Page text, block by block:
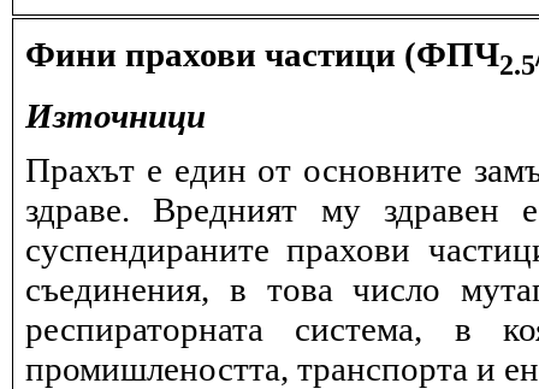
Фини прахови частици (ФПЧ2.5
Източници
Прахът е един от основните
здраве. Вредният му здравен
суспендираните прахови
съединения, в това число
респираторната система, в
промишлеността, транспорта и